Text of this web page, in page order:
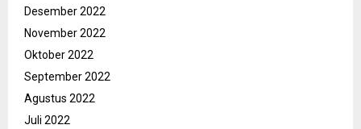
Desember 2022
November 2022
Oktober 2022
September 2022
Agustus 2022
Juli 2022